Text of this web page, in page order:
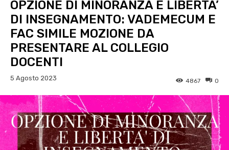
OPZIONE DI MINORANZA E LIBERTA’
DI INSEGNAMENTO: VADEMECUM E
FAC SIMILE MOZIONE DA
PRESENTARE AL COLLEGIO
DOCENTI
5 Agosto 2023 0
4867